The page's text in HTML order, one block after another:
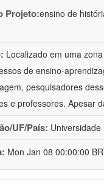
Projeto:ensino de
Localizado em uma
de ensino-
pesquisadores
e professores. Apesar
UF/País:
Mon Jan 08 00:00:00